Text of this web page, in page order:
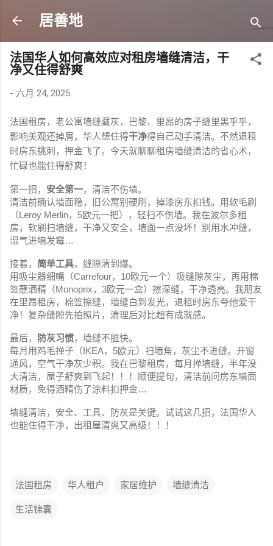
居善地
法国华人如何高效应对租房墙缝清洁，干
净又住得舒爽
- 六月 24, 2025
法国租房，老公寓墙缝藏灰，巴黎、里昂的房子缝里黑乎乎，
影响美观还掉屑，华人想住得干净得自己动手清洁。不然退租
时房东挑刺，押金飞了。今天就聊聊租房墙缝清洁的省心术，
忙碌也能住得舒爽！
第一招， 安全第一，清洁不伤墙。
清洁前确认墙面稳，旧公寓别硬刷，掉漆房东扣钱。用软毛刷
（Leroy Merlin，5欧元一把），轻扫不伤墙。我在波尔多租
房，软刷扫墙缝，干净又安全，墙面一点没坏！别用水冲缝，
湿气进墙发霉…
接着， 简单工具，缝隙清到爆。
用吸尘器细嘴（Carrefour，10欧元一个）吸缝隙灰尘，再用棉
签蘸酒精（Monoprix，3欧元一盒）擦深缝，干净透亮。我朋友
在里昂租房，棉签擦缝，墙缝白到发光，退租时房东夸他爱干
净！复杂缝隙先拍照片，清理后对比超有成就感。
最后， 防灰习惯，墙缝不脏快。
每月用鸡毛掸子（IKEA，5欧元）扫墙角，灰尘不进缝。开窗
通风，空气干净灰少积。我在巴黎租房，每月掸墙缝，半年没
大清洁，屋子舒爽到飞起！！！顺便提句，清洁前问房东墙面
材质，免得酒精伤了涂料扣押金…
墙缝清洁，安全、工具、防灰是关键。试试这几招，法国华人
也能住得干净，出租屋清爽又高级！！！
法国租房 华人租户 家居维护 墙缝清洁
生活锦囊